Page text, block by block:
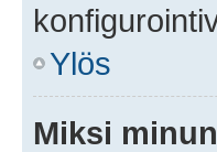
Ylös
Miksi